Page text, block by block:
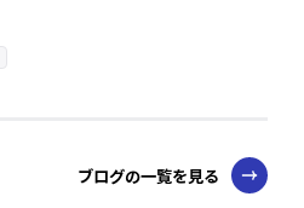
ブログの一覧を見る